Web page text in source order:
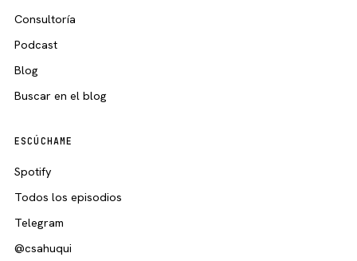
Consultoría
Podcast
Blog
Buscar en el blog
ESCÚCHAME
Spotify
Todos los episodios
Telegram
@csahuqui